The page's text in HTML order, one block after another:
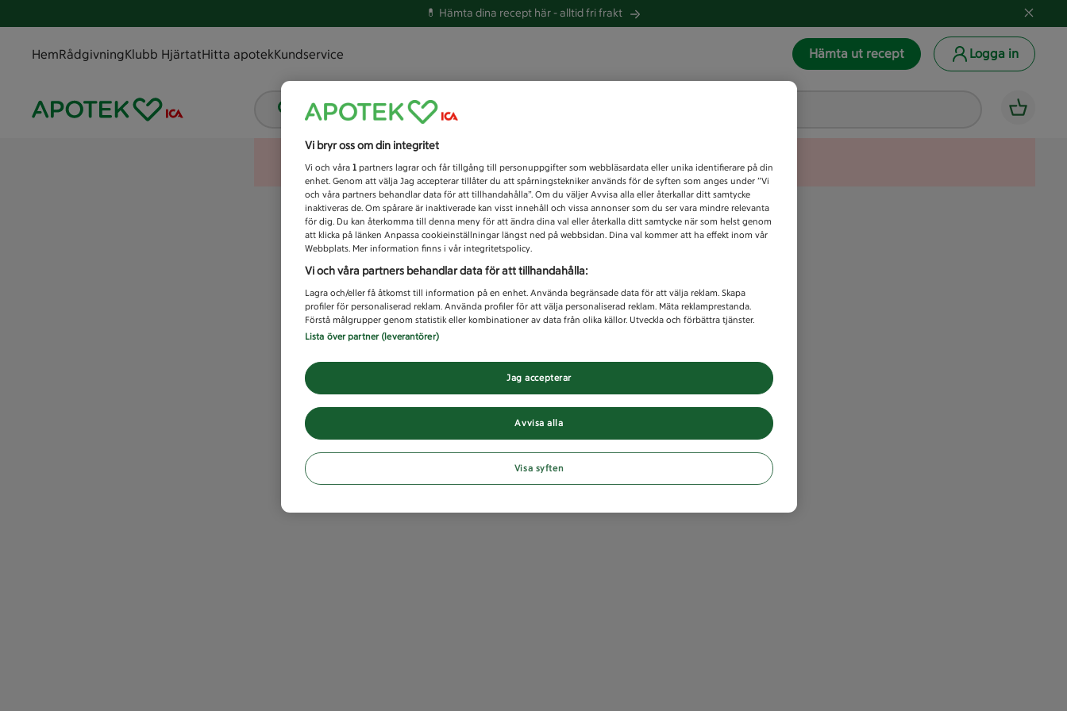
💊 Hämta dina recept här -alltid fri frakt
HemRådgivningKlubb HjärtatHitta apotekKundservice Hämta ut recept Logga in
Vad letar du efter idag?
Unknown error
Vi bryr oss om din integritet
Vi och våra 1 partners lagrar och får tillgång till personuppgifter som webbläsardata eller unika identifierare på din
enhet. Genom att välja Jag accepterar tillåter du att spårningstekniker används för de syften som anges under ”Vi
och våra partners behandlar data för att tillhandahålla”. Om du väljer Avvisa alla eller återkallar ditt samtycke
inaktiveras de. Om spårare är inaktiverade kan visst innehåll och vissa annonser som du ser vara mindre relevanta
för dig. Du kan återkomma till denna meny för att ändra dina val eller återkalla ditt samtycke när som helst genom
att klicka på länken Anpassa cookieinställningar längst ned på webbsidan. Dina val kommer att ha effekt inom vår
Webbplats. Mer information finns i vår integritetspolicy.
Vi och våra partners behandlar data för att tillhandahålla:
Lagra och/eller få åtkomst till information på en enhet. Använda begränsade data för att välja reklam. Skapa
profiler för personaliserad reklam. Använda profiler för att välja personaliserad reklam. Mäta reklamprestanda.
Förstå målgrupper genom statistik eller kombinationer av data från olika källor. Utveckla och förbättra tjänster.
Lista över partner (leverantörer)
Avvisa alla
Jag accepterar
Visa syften